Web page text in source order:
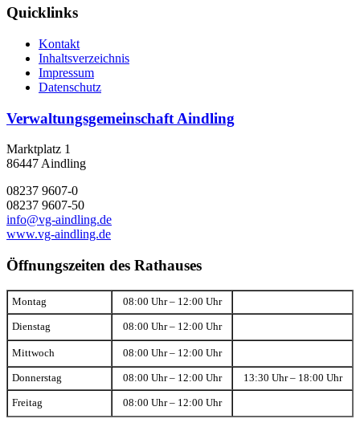
Quicklinks
Kontakt
Inhaltsverzeichnis
Impressum
Datenschutz
Verwaltungsgemeinschaft Aindling
Marktplatz 1
86447 Aindling
08237 9607-0
08237 9607-50
info@vg-aindling.de
www.vg-aindling.de
Öffnungszeiten des Rathauses
Montag 08:00 Uhr – 12:00 Uhr
Dienstag 08:00 Uhr – 12:00 Uhr
Mittwoch 08:00 Uhr – 12:00 Uhr
Donnerstag 08:00 Uhr – 12:00 Uhr 13:30 Uhr – 18:00 Uhr
Freitag 08:00 Uhr – 12:00 Uhr